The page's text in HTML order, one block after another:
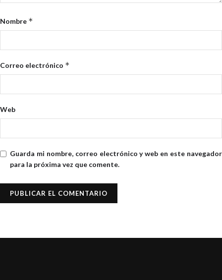
Nombre *
Correo electrónico *
Web
Guarda mi nombre, correo electrónico y web en este navegador
para la próxima vez que comente.